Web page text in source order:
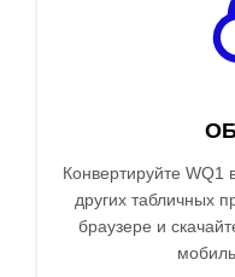
Конвертируйте WQ1
других табличных
браузере и